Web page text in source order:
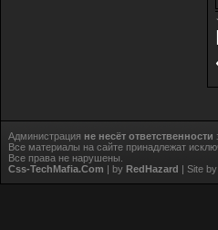
Администрация не несёт ответственности
Все материалы на сайте принадлежат
Все права не нарушены.
Css-TechMafia.Com | by RedHazard | Site by